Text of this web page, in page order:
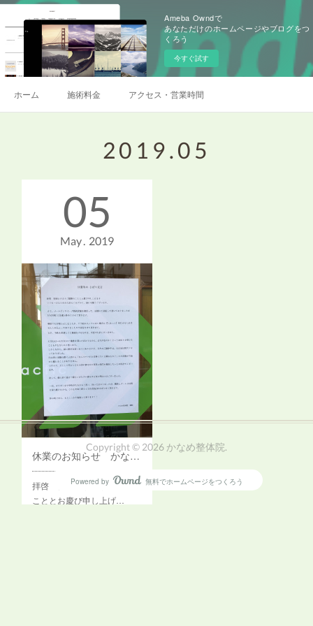
Ameba Owndで
あなただけのホームページやブログをつ
くろう
今すぐ試す
ホーム 施術料金 アクセス・営業時間
2019.05
05
May 2019
休業のお知らせ かなめ整体院 荻窪（天沼・清水）
拝啓 皆様ますますご健勝の
こととお慶び申し上げ…
Copyright © 2026 かなめ整体院.
Powered by AmebaOwnd
無料でホームページをつくろう